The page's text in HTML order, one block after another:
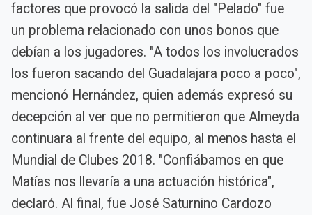
factores que provocó la salida del "Pelado" fue
un problema relacionado con unos bonos que
debían a los jugadores. "A todos los involucrados
los fueron sacando del Guadalajara poco a poco",
mencionó Hernández, quien además expresó su
decepción al ver que no permitieron que Almeyda
continuara al frente del equipo, al menos hasta el
Mundial de Clubes 2018. "Confiábamos en que
Matías nos llevaría a una actuación histórica",
declaró. Al final, fue José Saturnino Cardozo